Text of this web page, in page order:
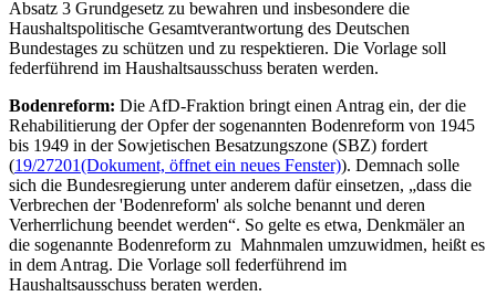
Absatz 3 Grundgesetz zu bewahren und insbesondere die
Haushaltspolitische Gesamtverantwortung des Deutschen
Bundestages zu schützen und zu respektieren. Die Vorlage soll
federführend im Haushaltsausschuss beraten werden.
Bodenreform: Die AfD-Fraktion bringt einen Antrag ein, der die
Rehabilitierung der Opfer der sogenannten Bodenreform von 1945
bis 1949 in der Sowjetischen Besatzungszone (SBZ) fordert
(19/27201(Dokument, öffnet ein neues Fenster)). Demnach solle
sich die Bundesregierung unter anderem dafür einsetzen, „dass die
Verbrechen der 'Bodenreform' als solche benannt und deren
Verherrlichung beendet werden“. So gelte es etwa, Denkmäler an
die sogenannte Bodenreform zu Mahnmalen umzuwidmen, heißt es
in dem Antrag. Die Vorlage soll federführend im
Haushaltsausschuss beraten werden.